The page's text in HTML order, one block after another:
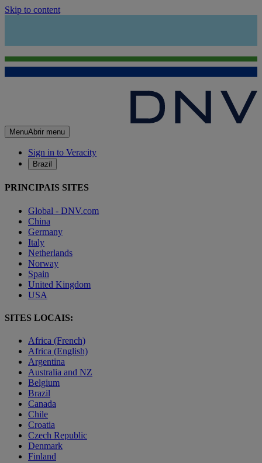
Skip to content
MenuAbrir menu
Sign in to Veracity
Brazil
PRINCIPAIS SITES
Global - DNV.com
China
Germany
Italy
Netherlands
Norway
Spain
United Kingdom
USA
SITES LOCAIS:
Africa (French)
Africa (English)
Argentina
Australia and NZ
Belgium
Brazil
Canada
Chile
Croatia
Czech Republic
Denmark
Finland